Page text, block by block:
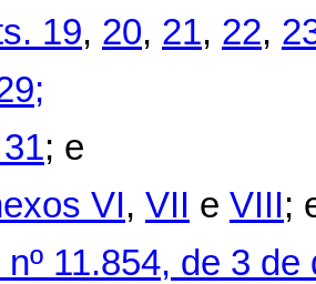
19, 20, 21, 22,
; e
VI, VII e VIII;
nº 11.854, de 3